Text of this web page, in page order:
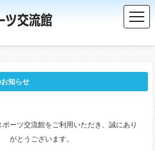
お知らせ
ーツ交流館をご利用いただき、誠にあり
がとうございます。